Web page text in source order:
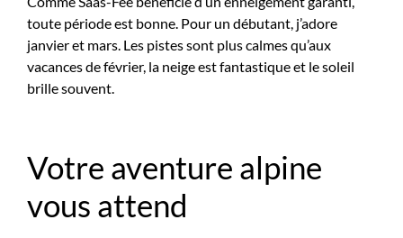
toute période est bonne. Pour un débutant, j’adore
janvier et mars. Les pistes sont plus calmes qu’aux
vacances de février, la neige est fantastique et le soleil
brille souvent.
Votre aventure alpine
vous attend